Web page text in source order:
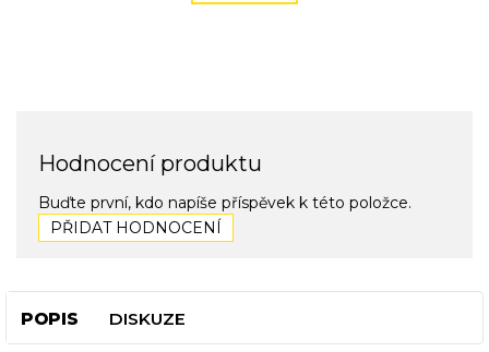
Hodnocení produktu
Buďte první, kdo napíše příspěvek k této položce.
PŘIDAT HODNOCENÍ
POPIS DISKUZE